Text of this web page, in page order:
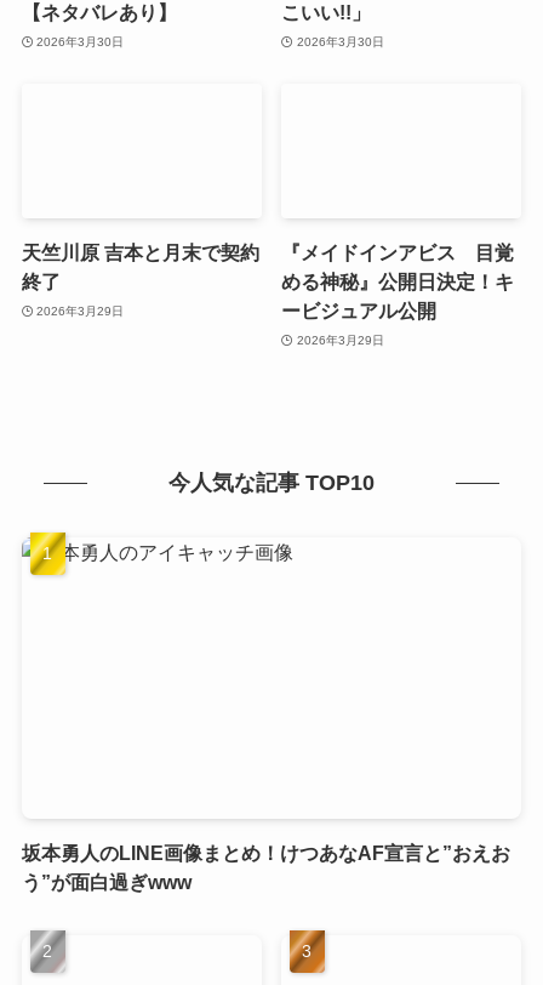
【ネタバレあり】
2026年3月30日
こいい!!」
2026年3月30日
天竺川原 吉本と月末で契約
終了
2026年3月29日
『メイドインアビス 目覚
める神秘』公開日決定！キ
ービジュアル公開
2026年3月29日
今人気な記事 TOP10
坂本勇人のLINE画像まとめ！けつあなAF宣言と”おえお
う”が面白過ぎwww